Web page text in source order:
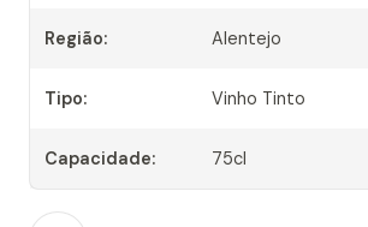
Região: Alentejo
Tipo: Vinho Tinto
Capacidade: 75cl